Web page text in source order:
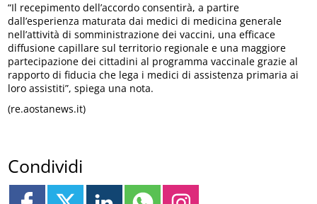
“Il recepimento dell’accordo consentirà, a partire
dall’esperienza maturata dai medici di medicina generale
nell’attività di somministrazione dei vaccini, una efficace
diffusione capillare sul territorio regionale e una maggiore
partecipazione dei cittadini al programma vaccinale grazie al
rapporto di fiducia che lega i medici di assistenza primaria ai
loro assistiti”, spiega una nota.
(re.aostanews.it)
Condividi